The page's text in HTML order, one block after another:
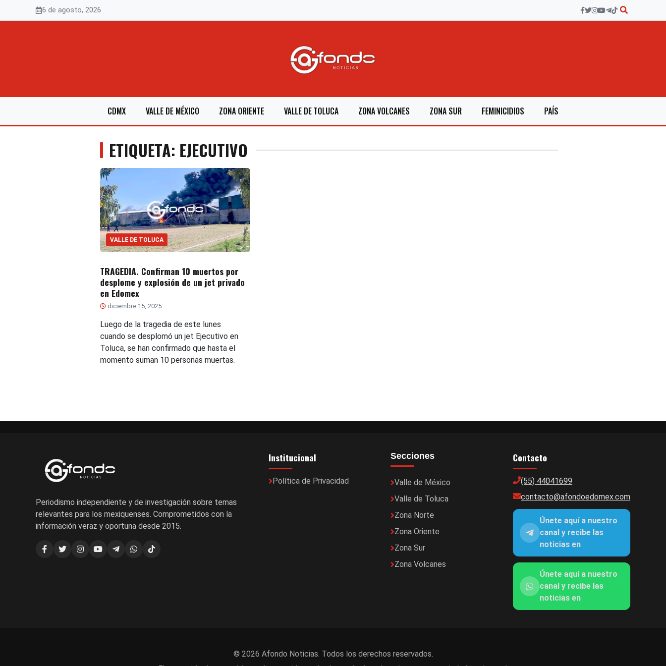
6 de agosto, 2026
CDMX VALLE DE MÉXICO ZONA ORIENTE VALLE DE TOLUCA ZONA VOLCANES ZONA SUR FEMINICIDIOS PAÍS
ETIQUETA: EJECUTIVO
VALLE DE TOLUCA
TRAGEDIA. Confirman 10 muertos por
desplome y explosión de un jet privado
en Edomex
diciembre 15, 2025
Luego de la tragedia de este lunes
cuando se desplomó un jet Ejecutivo en
Toluca, se han confirmado que hasta el
momento suman 10 personas muertas.
Periodismo independiente y de investigación sobre temas
relevantes para los mexiquenses. Comprometidos con la
información veraz y oportuna desde 2015.
Institucional
Política de Privacidad
Secciones
Valle de México
Valle de Toluca
Zona Norte
Zona Oriente
Zona Sur
Zona Volcanes
Contacto
(55) 44041699
contacto@afondoedomex.com
Únete aquí a nuestro
canal y recibe las
noticias en
Únete aquí a nuestro
canal y recibe las
noticias en
© 2026 Afondo Noticias. Todos los derechos reservados.